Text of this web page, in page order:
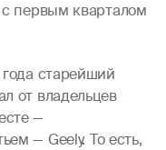
первым кварталом
старейший
от владельцев
—
— Geely. То есть,